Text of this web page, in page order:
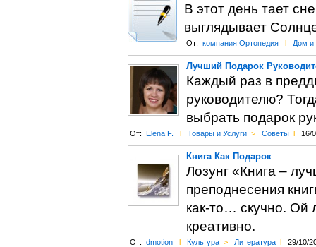
В этот день тает
выглядывает
От: компания Ортопедия l Дом и
Лучший Подарок
Каждый раз в
руководителю?
выбрать подарок
От: Elena F. l Товары и Услуги > Советы l 16/
Книга Как Подарок
Лозунг «Книга –
преподнесения
как-то… скучно. Ой
креативно.
От: dmotion l Культура > Литература l 29/10/